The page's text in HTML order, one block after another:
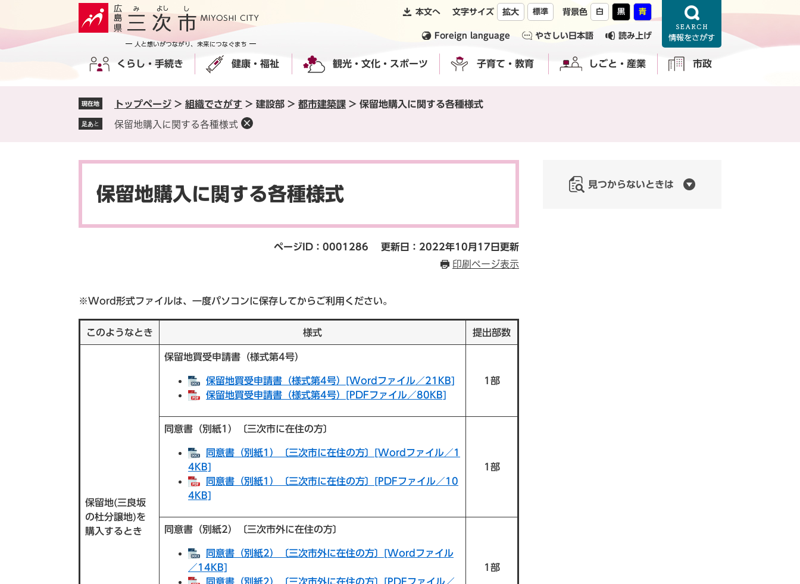
の
ー
本文へ 文字サイズ 拡大 標準 背景色 白 黒 青
Foreign language やさしい日本語 読み上げ
くらし・手続き 健康・福祉 観光・文化・スポーツ 子育て・教育 しごと・産業 市政
現在地 トップページ > 組織でさがす > 建設部 > 都市建築課 > 保留地購入に関する各種様式
足あと 保留地購入に関する各種様式
保留地購入に関する各種様式
ページID：0001286
更新日：2022年10月17日更新
印刷ページ表示
※Word形式ファイルは、一度パソコンに保存してからご利用ください。
このようなとき 様式 提出部数
保留地(三良坂
の杜分譲地)を
購入するとき
保留地買受申請書（様式第4号）
保留地買受申請書（様式第4号）[Wordファイル／21KB]
保留地買受申請書（様式第4号）[PDFファイル／80KB]
1部
同意書（別紙1）〔三次市に在住の方〕
同意書（別紙1）〔三次市に在住の方〕[Wordファイル／1
4KB]
同意書（別紙1）〔三次市に在住の方〕[PDFファイル／10
4KB]
1部
同意書（別紙2）〔三次市外に在住の方〕
同意書（別紙2）〔三次市外に在住の方〕[Wordファイル
／14KB]
同意書（別紙2）〔三次市外に在住の方〕[PDFファイル／
1部
見つからないときは